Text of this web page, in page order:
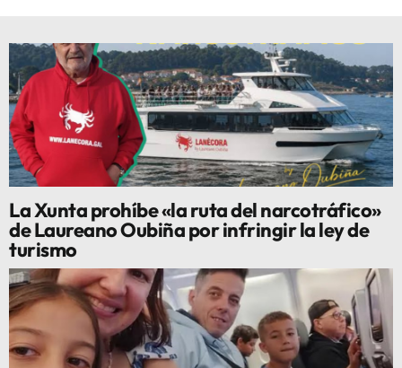
La Xunta prohíbe «la ruta del narcotráfico»
de Laureano Oubiña por infringir la ley de
turismo